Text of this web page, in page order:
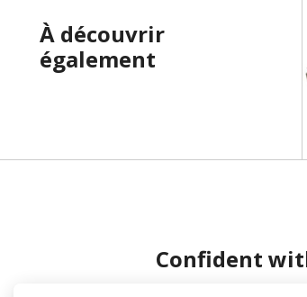
À découvrir
également
Confident